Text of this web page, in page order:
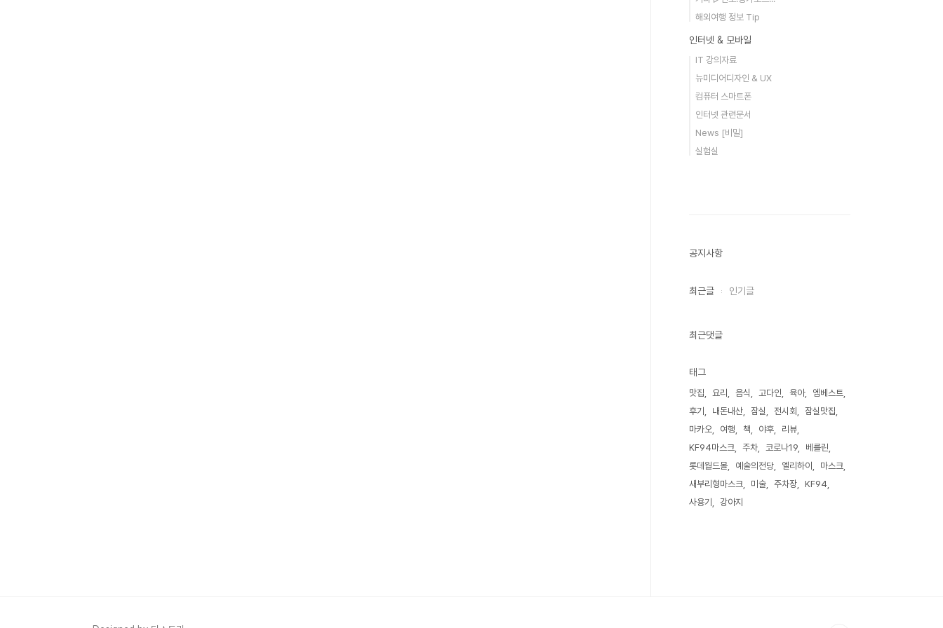
해외여행 정보 Tip
인터넷 & 모바일
IT 강의자료
뉴미디어디자인 & UX
컴퓨터 스마트폰
인터넷 관련문서
News [비밀]
실험실
공지사항
최근글 인기글
최근댓글
태그
맛집 요리 음식 고다인 육아
엠베스트
후기
내돈내산 잠실 전시회
잠실맛집
마카오
여행 책 야후
리뷰
KF94마스크
주차 코로나19
베를린
롯데월드몰
예술의전당 엘리하이
마스크
새부리형마스크
미술 주차장
KF94
사용기
강아지